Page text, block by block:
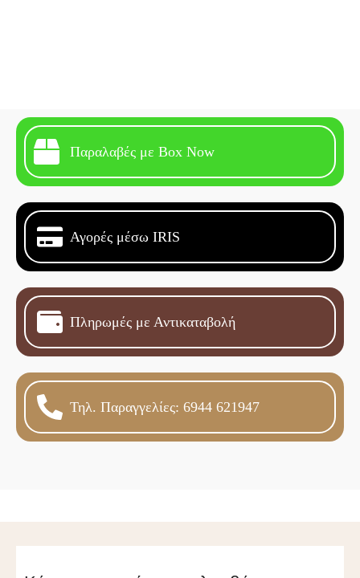
Παραλαβές με Box Now
Αγορές μέσω IRIS
Πληρωμές με Αντικαταβολή
Τηλ. Παραγγελίες: 6944 621947